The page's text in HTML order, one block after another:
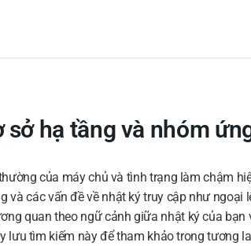
hạ tầng và nhóm
của máy chủ và tình trạng làm chậm
các vấn đề về nhật ký truy cập như ngoại
quan theo ngữ cảnh giữa nhật ký của bạn
lưu tìm kiếm này để tham khảo trong tương